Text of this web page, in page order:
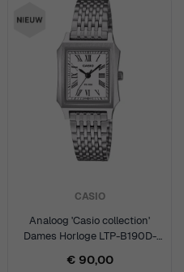
CASIO
Analoog 'Casio collection'
Dames Horloge LTP-B190D-
€ 90,00